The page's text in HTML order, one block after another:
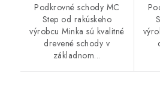
Podkrovné schody MC
Step od rakúskeho
výrobcu Minka sú kvalitné
drevené schody v
základnom...